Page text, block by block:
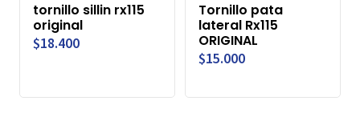
tornillo sillin rx115
original
$18.400
Tornillo pata
lateral Rx115
ORIGINAL
$15.000